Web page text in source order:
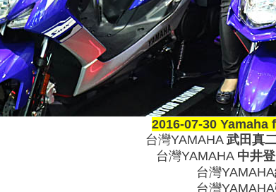
2016-07-30 Yamaha
台灣YAMAHA 武田真
台灣YAMAHA 中井登
台灣YAMAHA
台灣YAMAHA